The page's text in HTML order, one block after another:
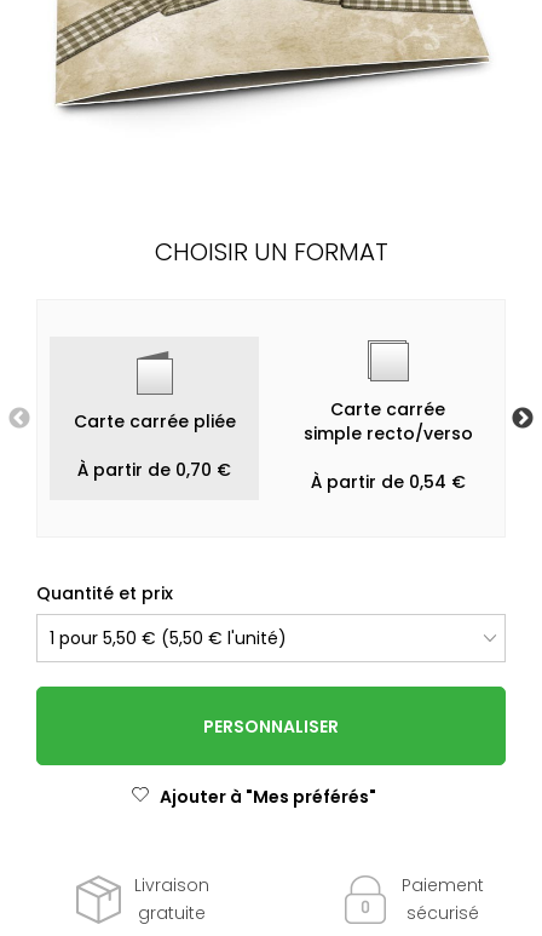
CHOISIR UN FORMAT
Carte carrée pliée
À partir de 0,70 €
Carte carrée
simple recto/verso
À partir de 0,54 €
Quantité et prix
PERSONNALISER
Ajouter à "Mes préférés"
Livraison
gratuite
Paiement
sécurisé